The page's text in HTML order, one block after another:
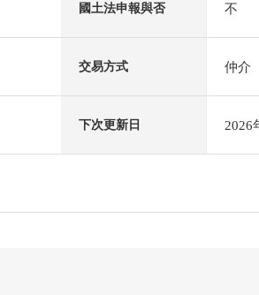
國土法申報與否 不
交易方式 仲介
下次更新日 2026